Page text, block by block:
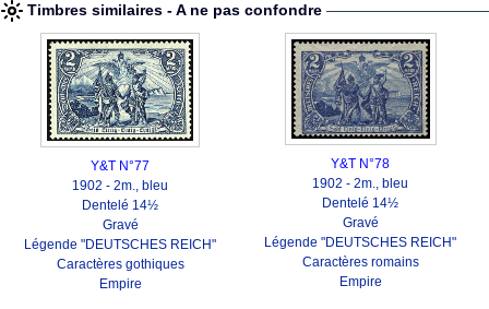
Timbres similaires - A ne pas confondre
Y&T N°77
1902 - 2m., bleu
Dentelé 14½
Gravé
Légende "DEUTSCHES REICH"
Caractères gothiques
Empire
Y&T N°78
1902 - 2m., bleu
Dentelé 14½
Gravé
Légende "DEUTSCHES REICH"
Caractères romains
Empire